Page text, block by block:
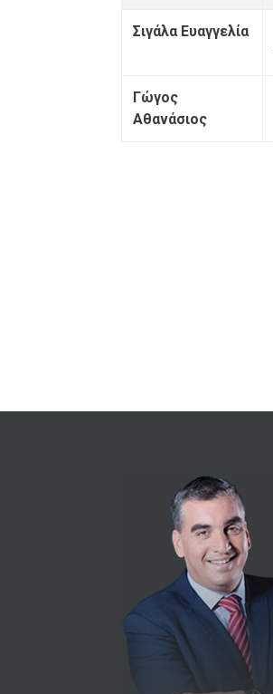
Σιγάλα Ευαγγελία
Γώγος
Αθανάσιος